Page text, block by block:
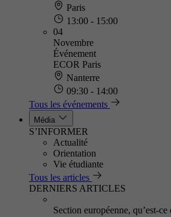
Paris
13:00 - 15:00
04
Novembre
Événement
ECOR Paris
Nanterre
09:30 - 14:00
Tous les événements
Média
S’INFORMER
Actualité
Orientation
Vie étudiante
Tous les articles
DERNIERS ARTICLES
Section européenne, qu’est-